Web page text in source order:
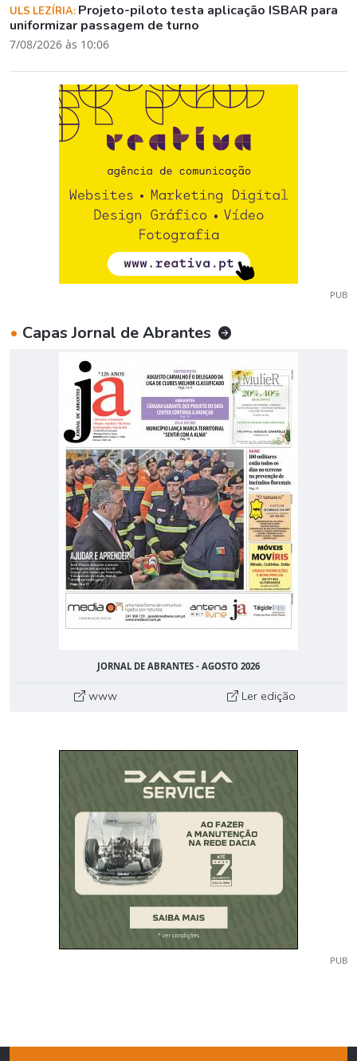
ULS LEZÍRIA: Projeto-piloto testa aplicação ISBAR para
uniformizar passagem de turno
7/08/2026 às 10:06
PUB
• Capas Jornal de Abrantes
JORNAL DE ABRANTES - AGOSTO 2026
www Ler edição
PUB